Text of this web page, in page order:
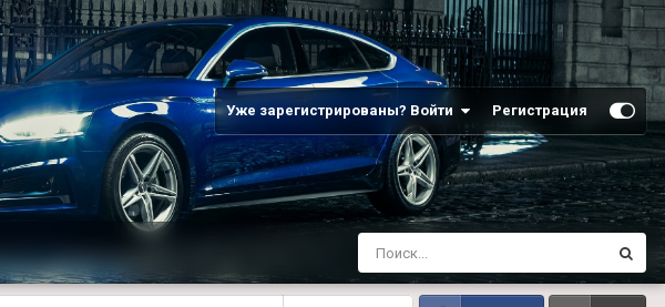
Уже зарегистрированы? Войти Регистрация